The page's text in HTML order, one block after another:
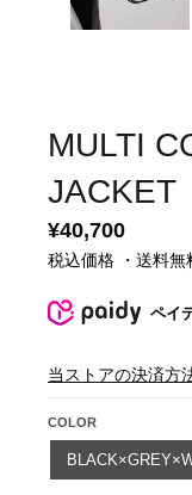
MULTI
JACKET
¥40,700
税込価格 ・送料無
ペイ
当ストアの決済方
COLOR